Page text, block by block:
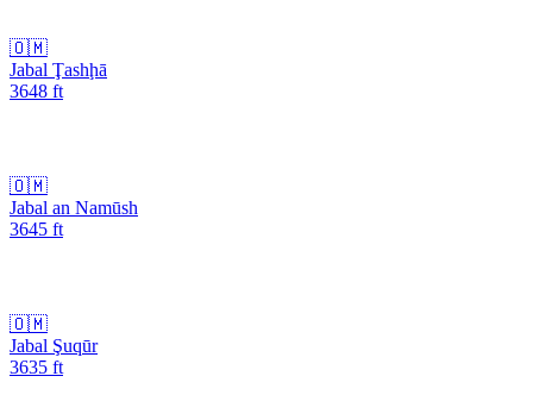
🇴🇲
Jabal Ţashḩā
3648 ft
🇴🇲
Jabal an Namūsh
3645 ft
🇴🇲
Jabal Şuqūr
3635 ft